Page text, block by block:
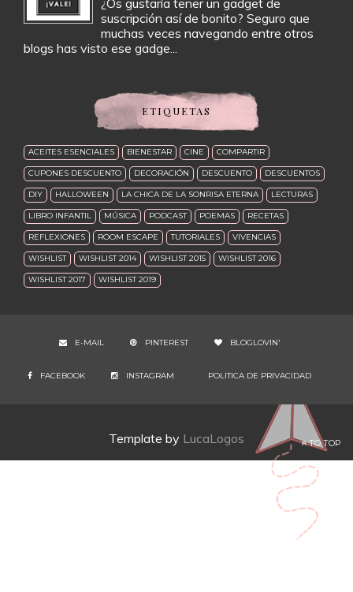
¿Os gustaría tener un gadget de
suscripción así de bonito? Seguro que
muchas veces navegando entre otros
blogs has visto ese gadge...
ETIQUETAS
ACEITES ESENCIALES BIENESTAR CINE COMPARTIR
CUPONES DESCUENTO DECORACIÓN DESCUENTO DESCUENTOS
DIY HALLOWEEN LA CHICA DE LA SONRISA ETERNA LECTURAS
LIBRO INFANTIL MÚSICA PODCAST POEMAS RECETAS
REFLEXIONES ROOM ESCAPE TUTORIALES VIVENCIAS
WISHLIST WISHLIST 2014 WISHLIST 2015 WISHLIST 2016
WISHLIST 2017 WISHLIST 2019
E-MAIL PINTEREST BLOGLOVIN'
FACEBOOK INSTAGRAM POLITICA DE PRIVACIDAD
Template by LucaLogos TO TOP